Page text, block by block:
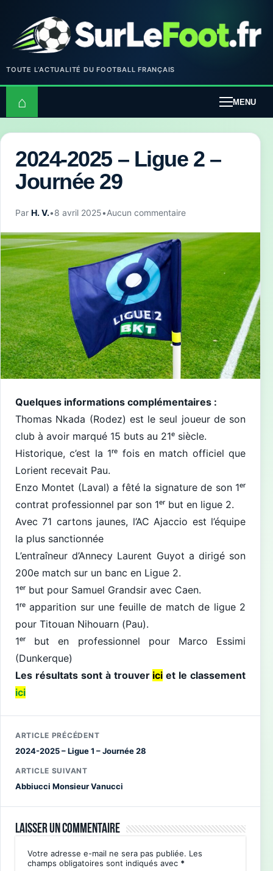
TOUTE L’ACTUALITÉ DU FOOTBALL FRANÇAIS
⌂ MENU
2024-2025 – Ligue 2 –
Journée 29
Par H. V.•8 avril 2025•Aucun commentaire
Quelques informations complémentaires :
Thomas Nkada (Rodez) est le seul joueur de son
club à avoir marqué 15 buts au 21ᵉ siècle.
Historique, c’est la 1ʳᵉ fois en match officiel que
Lorient recevait Pau.
Enzo Montet (Laval) a fêté la signature de son 1ᵉʳ
contrat professionnel par son 1ᵉʳ but en ligue 2.
Avec 71 cartons jaunes, l’AC Ajaccio est l’équipe
la plus sanctionnée
L’entraîneur d’Annecy Laurent Guyot a dirigé son
200e match sur un banc en Ligue 2.
1ᵉʳ but pour Samuel Grandsir avec Caen.
1ʳᵉ apparition sur une feuille de match de ligue 2
pour Titouan Nihouarn (Pau).
1ᵉʳ but en professionnel pour Marco Essimi
(Dunkerque)
Les résultats sont à trouver ici et le classement
ici
ARTICLE PRÉCÉDENT
2024-2025 – Ligue 1 – Journée 28
ARTICLE SUIVANT
Abbiucci Monsieur Vanucci
Laisser un commentaire
Votre adresse e-mail ne sera pas publiée. Les
champs obligatoires sont indiqués avec *